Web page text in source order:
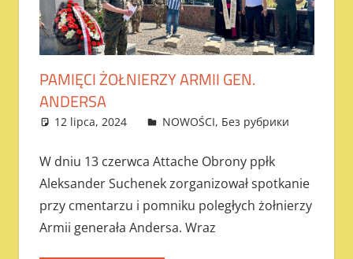
PAMIĘCI ŻOŁNIERZY ARMII GEN.
ANDERSA
12 lipca, 2024 admin
NOWOŚCI, Без рубрики
W dniu 13 czerwca Attache Obrony ppłk
Aleksander Suchenek zorganizował spotkanie
przy cmentarzu i pomniku poległych żołnierzy
Armii generała Andersa. Wraz